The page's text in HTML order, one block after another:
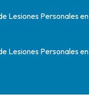
Lesiones Personales en
Lesiones Personales en